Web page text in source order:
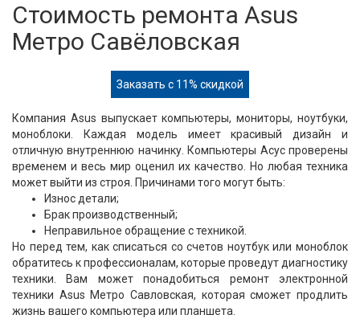
Стоимость ремонта Asus
Метро Савёловская
Заказать с 11% скидкой
Компания Asus выпускает компьютеры, мониторы, ноутбуки,
моноблоки. Каждая модель имеет красивый дизайн и
отличную внутреннюю начинку. Компьютеры Асус проверены
временем и весь мир оценил их качество. Но любая техника
может выйти из строя. Причинами того могут быть:
Износ детали;
Брак производственный;
Неправильное обращение с техникой.
Но перед тем, как списаться со счетов ноутбук или моноблок
обратитесь к профессионалам, которые проведут диагностику
техники. Вам может понадобиться ремонт электронной
техники Asus Метро Савловская, которая сможет продлить
жизнь вашего компьютера или планшета.